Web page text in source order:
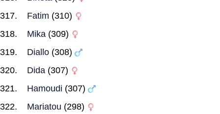
Fatim (310)
Mika (309)
Diallo (308)
Dida (307)
Hamoudi (307)
Mariatou (298)